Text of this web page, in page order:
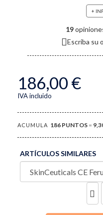
+
19
Escriba su
186,00 €
IVA incluido
ACUMULA 186 PUNTOS =
ARTÍCULOS SIMILARES